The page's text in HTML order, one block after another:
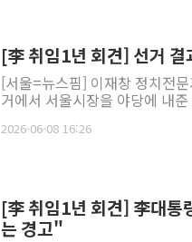
[李 취임1년 회견] 선거
[서울=뉴스핌] 이재창 정치전
거에서 서울시장을 야당에 내
2026-06-08 16:26
[李 취임1년 회견] 李대
는 경고"